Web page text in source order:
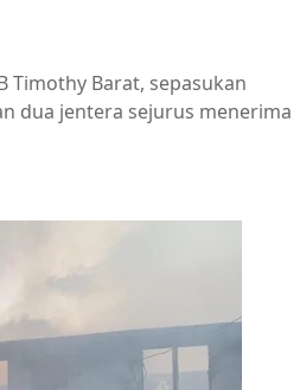
Timothy Barat, sepasukan
dua jentera sejurus menerima